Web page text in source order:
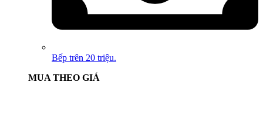
Bếp trên 20 triệu.
MUA THEO GIÁ